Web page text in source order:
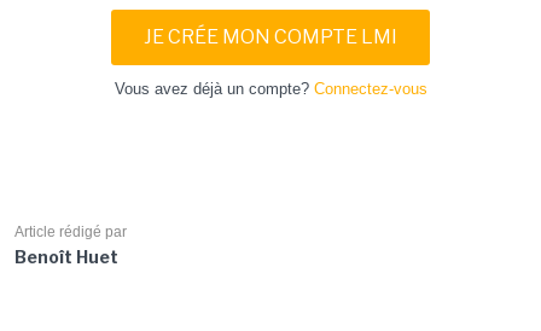
JE CRÉE MON COMPTE LMI
Vous avez déjà un compte? Connectez-vous
Article rédigé par
Benoît Huet